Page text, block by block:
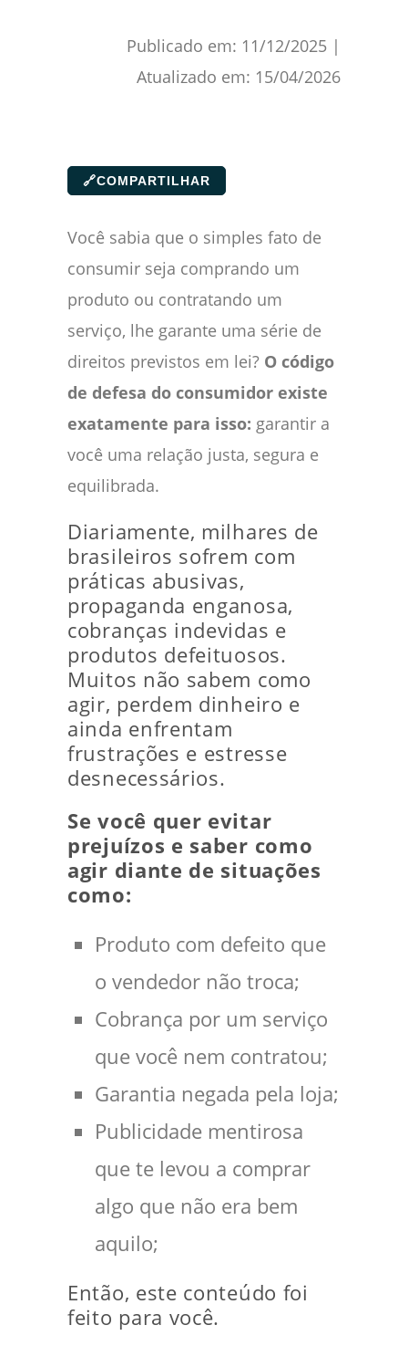
Publicado em: 11/12/2025 |
Atualizado em: 15/04/2026
🔗COMPARTILHAR
Você sabia que o simples fato de
consumir seja comprando um
produto ou contratando um
serviço, lhe garante uma série de
direitos previstos em lei? O código
de defesa do consumidor existe
exatamente para isso: garantir a
você uma relação justa, segura e
equilibrada.
Diariamente, milhares de
brasileiros sofrem com
práticas abusivas,
propaganda enganosa,
cobranças indevidas e
produtos defeituosos.
Muitos não sabem como
agir, perdem dinheiro e
ainda enfrentam
frustrações e estresse
desnecessários.
Se você quer evitar
prejuízos e saber como
agir diante de situações
como:
Produto com defeito que
o vendedor não troca;
Cobrança por um serviço
que você nem contratou;
Garantia negada pela loja;
Publicidade mentirosa
que te levou a comprar
algo que não era bem
aquilo;
Então, este conteúdo foi
feito para você.